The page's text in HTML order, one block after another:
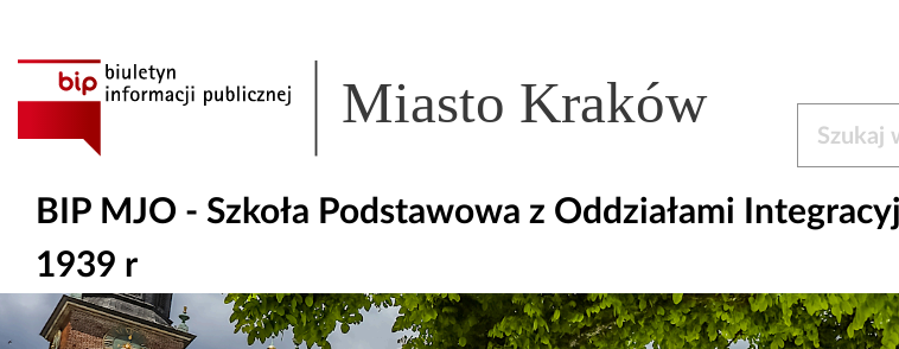
Miasto Kraków
BIP MJO - Szkoła Podstawowa z Oddziałami
1939 r